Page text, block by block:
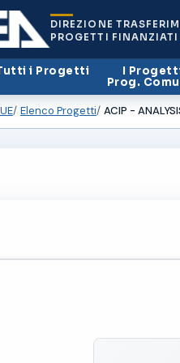
DIREZIONE
PROGETTI FINANZIATI
i Progetti
I
Prog.
Elenco Progetti ACIP -